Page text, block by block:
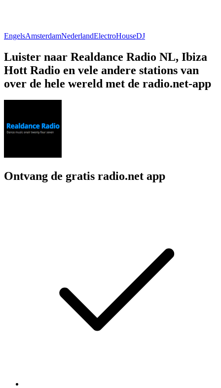
EngelsAmsterdamNederlandElectroHouseDJ
Luister naar Realdance Radio NL, Ibiza
Hott Radio en vele andere stations van
over de hele wereld met de radio.net-app
Ontvang de gratis radio.net app